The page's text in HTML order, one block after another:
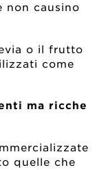
non causino
o il frutto
come
ma ricche
quelle che